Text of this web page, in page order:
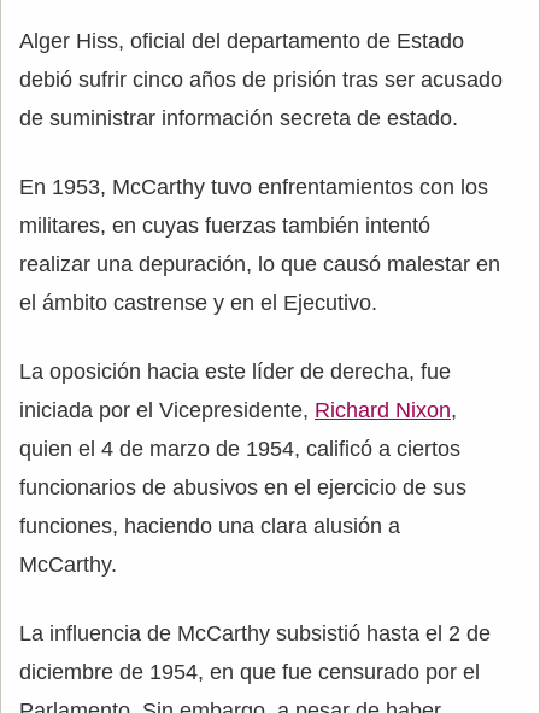
Alger Hiss, oficial del departamento de Estado
debió sufrir cinco años de prisión tras ser acusado
de suministrar información secreta de estado.
En 1953, McCarthy tuvo enfrentamientos con los
militares, en cuyas fuerzas también intentó
realizar una depuración, lo que causó malestar en
el ámbito castrense y en el Ejecutivo.
La oposición hacia este líder de derecha, fue
iniciada por el Vicepresidente, Richard Nixon,
quien el 4 de marzo de 1954, calificó a ciertos
funcionarios de abusivos en el ejercicio de sus
funciones, haciendo una clara alusión a
McCarthy.
La influencia de McCarthy subsistió hasta el 2 de
diciembre de 1954, en que fue censurado por el